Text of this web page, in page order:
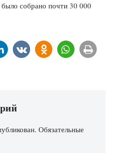
собрано почти 30 000
Обязательные